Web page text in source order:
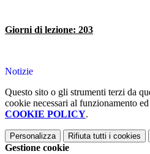
Giorni di lezione: 203
Notizie
Questo sito o gli strumenti terzi da
cookie necessari al funzionamento
COOKIE POLICY.
Personalizza Rifiuta tutti i cookies
Gestione cookie